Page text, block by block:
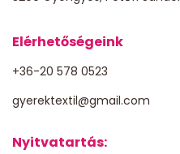
Elérhetőségeink
+36-20 578 0523
gyerektextil@gmail.com
Nyitvatartás: